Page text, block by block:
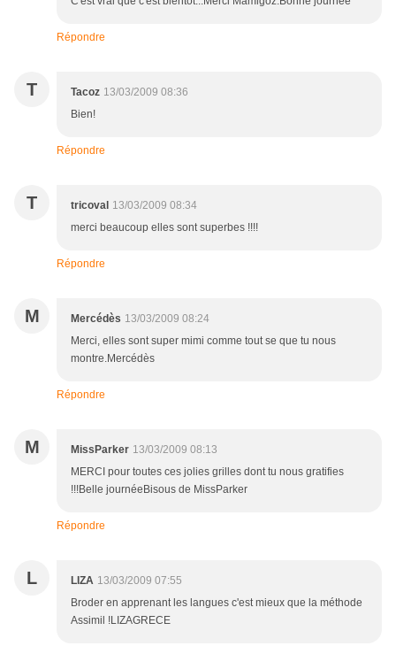
Répondre
T Tacoz 13/03/2009 08:36
Bien!
Répondre
T tricoval 13/03/2009 08:34
merci beaucoup elles sont superbes !!!!
Répondre
M Mercédès 13/03/2009 08:24
Merci, elles sont super mimi comme tout se que tu nous
montre.Mercédès
Répondre
M MissParker 13/03/2009 08:13
MERCI pour toutes ces jolies grilles dont tu nous gratifies
!!!Belle journéeBisous de MissParker
Répondre
L LIZA 13/03/2009 07:55
Broder en apprenant les langues c'est mieux que la méthode
Assimil !LIZAGRECE